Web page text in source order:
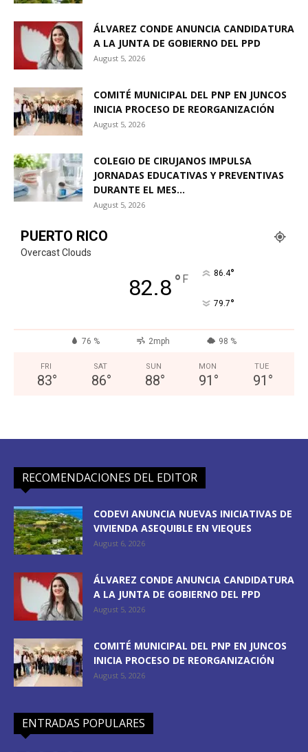
ÁLVAREZ CONDE ANUNCIA CANDIDATURA
A LA JUNTA DE GOBIERNO DEL PPD
August 5, 2026
COMITÉ MUNICIPAL DEL PNP EN JUNCOS
INICIA PROCESO DE REORGANIZACIÓN
August 5, 2026
COLEGIO DE CIRUJANOS IMPULSA
JORNADAS EDUCATIVAS Y PREVENTIVAS
DURANTE EL MES...
August 5, 2026
PUERTO RICO
Overcast Clouds
82.8° F 86.4°
79.7°
76 % 2mph 98 %
FRI
83°
SAT
86°
SUN
88°
MON
91 °
TUE
91 °
RECOMENDACIONES DEL EDITOR
CODEVI ANUNCIA NUEVAS INICIATIVAS DE
VIVIENDA ASEQUIBLE EN VIEQUES
August 6, 2026
ÁLVAREZ CONDE ANUNCIA CANDIDATURA
A LA JUNTA DE GOBIERNO DEL PPD
August 5, 2026
COMITÉ MUNICIPAL DEL PNP EN JUNCOS
INICIA PROCESO DE REORGANIZACIÓN
August 5, 2026
ENTRADAS POPULARES